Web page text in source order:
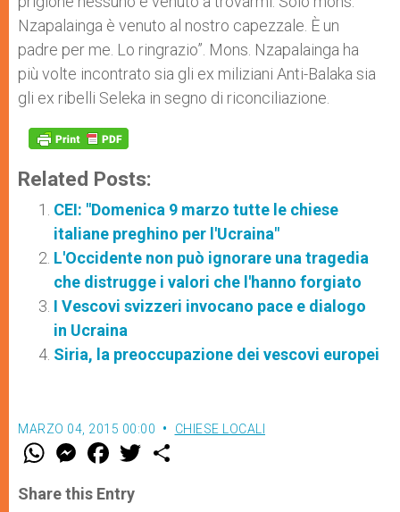
Nzapalainga è venuto al nostro capezzale. È un
padre per me. Lo ringrazio”. Mons. Nzapalainga ha
più volte incontrato sia gli ex miliziani Anti-Balaka sia
gli ex ribelli Seleka in segno di riconciliazione.
Related Posts:
CEI: "Domenica 9 marzo tutte le chiese
italiane preghino per l'Ucraina"
L'Occidente non può ignorare una tragedia
che distrugge i valori che l'hanno forgiato
I Vescovi svizzeri invocano pace e dialogo
in Ucraina
Siria, la preoccupazione dei vescovi europei
MARZO 04, 2015 00:00 CHIESE LOCALI
W
t
s
M
e
s
e
F
a
e
b
w
Share this Entry